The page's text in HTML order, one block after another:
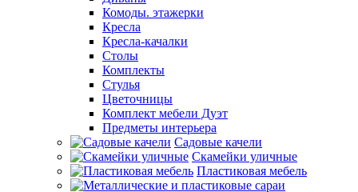
Комоды. этажерки
Кресла
Кресла-качалки
Столы
Комплекты
Стулья
Цветочницы
Комплект мебели Дуэт
Предметы интерьера
Садовые качели
Скамейки уличные
Пластиковая мебель